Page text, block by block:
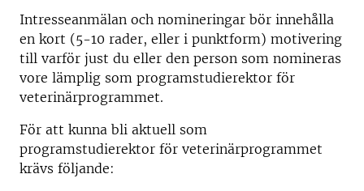
Intresseanmälan och nomineringar bör innehålla
en kort (5-10 rader, eller i punktform) motivering
till varför just du eller den person som nomineras
vore lämplig som programstudierektor för
veterinärprogrammet.
För att kunna bli aktuell som
programstudierektor för veterinärprogrammet
krävs följande: